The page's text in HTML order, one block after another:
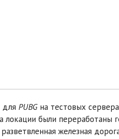
для PUBGна тестовых
были переработаны
железная